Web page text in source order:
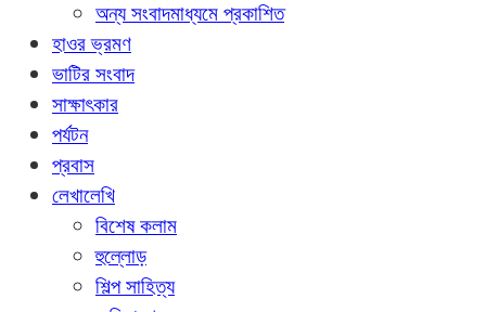
অন্য সংবাদমাধ্যমে প্রকাশিত
হাওর ভ্রমণ
ভাটির সংবাদ
সাক্ষাৎকার
পর্যটন
প্রবাস
লেখালেখি
বিশেষ কলাম
হুল্লোড়
শিল্প সাহিত্য